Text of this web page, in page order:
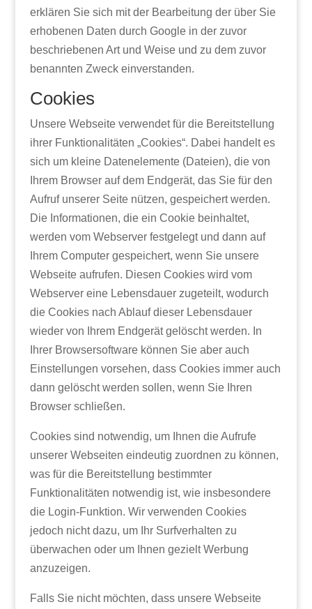
erklären Sie sich mit der Bearbeitung der über Sie
erhobenen Daten durch Google in der zuvor
beschriebenen Art und Weise und zu dem zuvor
benannten Zweck einverstanden.
Cookies
Unsere Webseite verwendet für die Bereitstellung
ihrer Funktionalitäten „Cookies“. Dabei handelt es
sich um kleine Datenelemente (Dateien), die von
Ihrem Browser auf dem Endgerät, das Sie für den
Aufruf unserer Seite nützen, gespeichert werden.
Die Informationen, die ein Cookie beinhaltet,
werden vom Webserver festgelegt und dann auf
Ihrem Computer gespeichert, wenn Sie unsere
Webseite aufrufen. Diesen Cookies wird vom
Webserver eine Lebensdauer zugeteilt, wodurch
die Cookies nach Ablauf dieser Lebensdauer
wieder von Ihrem Endgerät gelöscht werden. In
Ihrer Browsersoftware können Sie aber auch
Einstellungen vorsehen, dass Cookies immer auch
dann gelöscht werden sollen, wenn Sie Ihren
Browser schließen.
Cookies sind notwendig, um Ihnen die Aufrufe
unserer Webseiten eindeutig zuordnen zu können,
was für die Bereitstellung bestimmter
Funktionalitäten notwendig ist, wie insbesondere
die Login-Funktion. Wir verwenden Cookies
jedoch nicht dazu, um Ihr Surfverhalten zu
überwachen oder um Ihnen gezielt Werbung
anzuzeigen.
Falls Sie nicht möchten, dass unsere Webseite